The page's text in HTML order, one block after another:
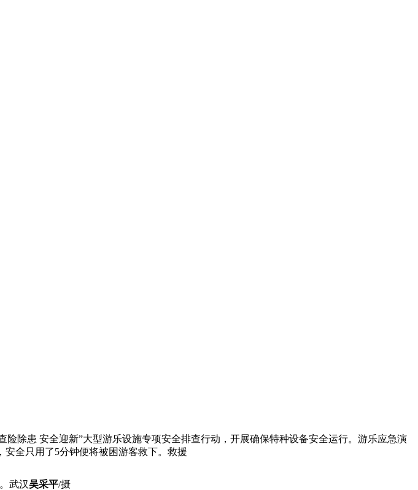
险除患 安全迎新”大型游乐设施专项安全排查行动，开展确保特种设备安全运行。游乐应急演
全只用了5分钟便将被困游客救下。救援
武汉吴采平/摄